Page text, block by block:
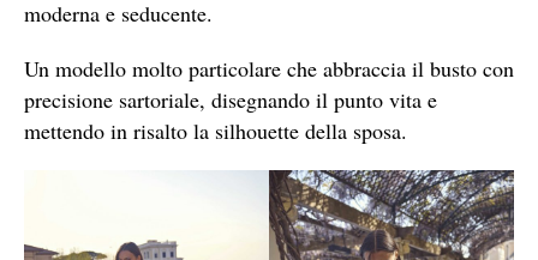
moderna e seducente.
Un modello molto particolare che abbraccia il busto con
precisione sartoriale, disegnando il punto vita e
mettendo in risalto la silhouette della sposa.